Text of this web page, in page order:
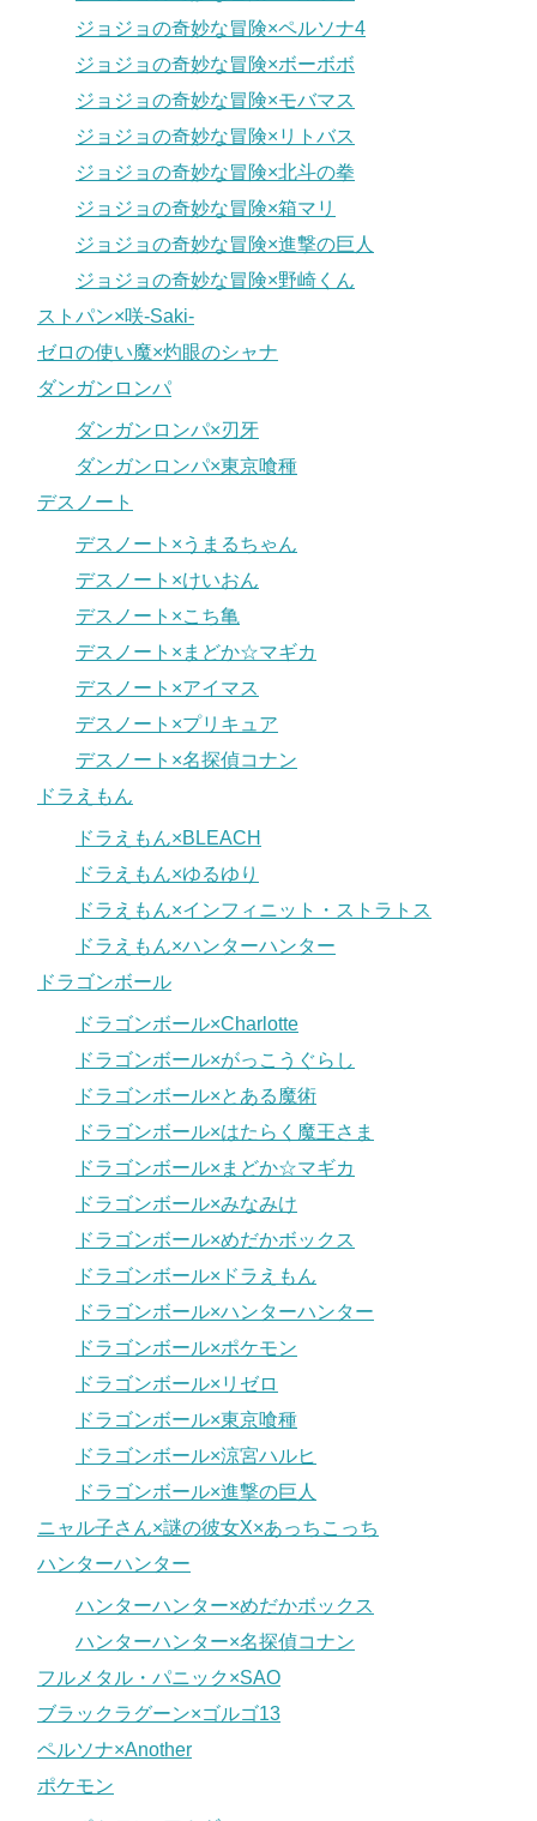
ジョジョの奇妙な冒険×ペルソナ4
ジョジョの奇妙な冒険×ボーボボ
ジョジョの奇妙な冒険×モバマス
ジョジョの奇妙な冒険×リトバス
ジョジョの奇妙な冒険×北斗の拳
ジョジョの奇妙な冒険×箱マリ
ジョジョの奇妙な冒険×進撃の巨人
ジョジョの奇妙な冒険×野崎くん
ストパン×咲-Saki-
ゼロの使い魔×灼眼のシャナ
ダンガンロンパ
ダンガンロンパ×刃牙
ダンガンロンパ×東京喰種
デスノート
デスノート×うまるちゃん
デスノート×けいおん
デスノート×こち亀
デスノート×まどか☆マギカ
デスノート×アイマス
デスノート×プリキュア
デスノート×名探偵コナン
ドラえもん
ドラえもん×BLEACH
ドラえもん×ゆるゆり
ドラえもん×インフィニット・ストラトス
ドラえもん×ハンターハンター
ドラゴンボール
ドラゴンボール×Charlotte
ドラゴンボール×がっこうぐらし
ドラゴンボール×とある魔術
ドラゴンボール×はたらく魔王さま
ドラゴンボール×まどか☆マギカ
ドラゴンボール×みなみけ
ドラゴンボール×めだかボックス
ドラゴンボール×ドラえもん
ドラゴンボール×ハンターハンター
ドラゴンボール×ポケモン
ドラゴンボール×リゼロ
ドラゴンボール×東京喰種
ドラゴンボール×涼宮ハルヒ
ドラゴンボール×進撃の巨人
ニャル子さん×謎の彼女X×あっちこっち
ハンターハンター
ハンターハンター×めだかボックス
ハンターハンター×名探偵コナン
フルメタル・パニック×SAO
ブラックラグーン×ゴルゴ13
ペルソナ×Another
ポケモン